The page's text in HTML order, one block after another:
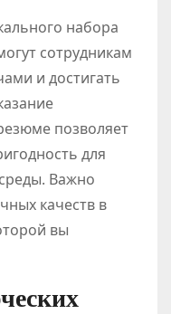
набора
сотрудникам
и достигать
позволяет
для
Важно
качеств в
вы